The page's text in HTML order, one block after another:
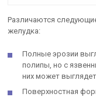
Различаются
желудка:
Полные эрозии
полипы, но с
них может
Поверхностная